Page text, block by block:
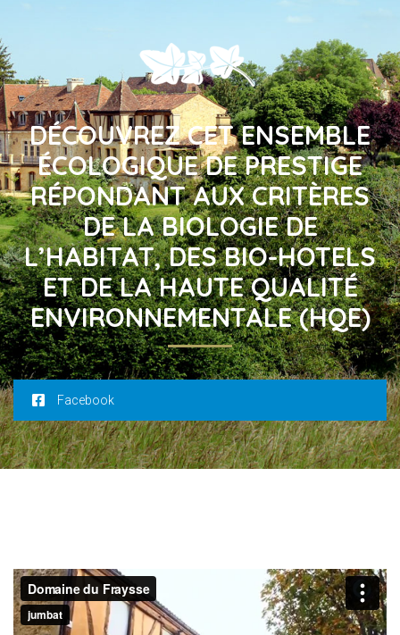
DÉCOUVREZ CET ENSEMBLE
ÉCOLOGIQUE DE PRESTIGE
RÉPONDANT AUX CRITÈRES
DE LA BIOLOGIE DE
L’HABITAT, DES BIO-HOTELS
ET DE LA HAUTE QUALITÉ
ENVIRONNEMENTALE (HQE)
Facebook